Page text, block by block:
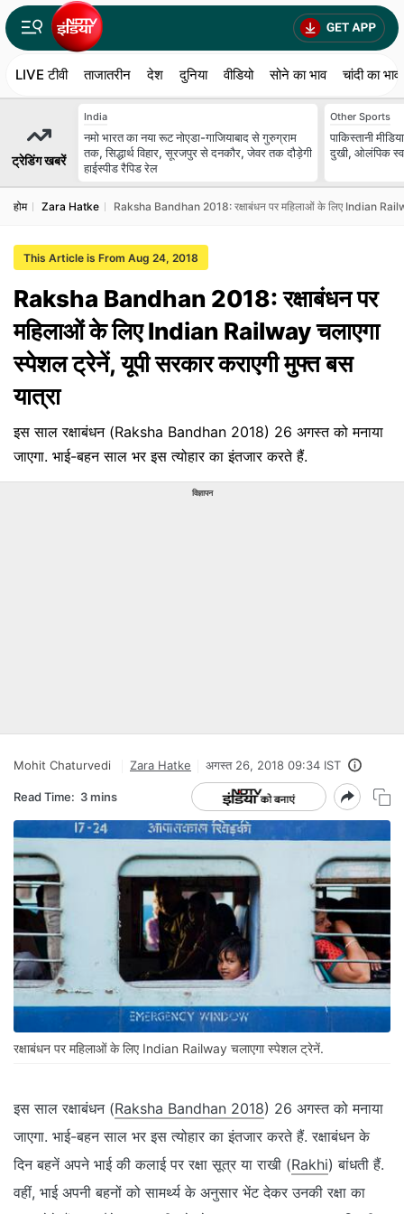
LIVE टीवी ताजातरीन देश दुनिया वीडियो सोने का भाव चांदी का भाव
ट्रेडिंग खबरें
India
नमो भारत का नया रूट नोएडा-गाजियाबाद से गुरुग्राम
तक, सिद्धार्थ विहार, सूरजपुर से दनकौर, जेवर तक दौड़ेगी
हाईस्पीड रैपिड रेल
Other Sports
पाकिस्तानी
दुखी, ओलंपिक
होम Zara Hatke Raksha Bandhan 2018: रक्षाबंधन पर महिलाओं के लिए Indian
This Article is From Aug 24, 2018
Raksha Bandhan 2018: रक्षाबंधन पर
महिलाओं के लिए Indian Railway चलाएगा
स्‍पेशल ट्रेनें, यूपी सरकार कराएगी मुफ्त बस
यात्रा
इस साल रक्षाबंधन (Raksha Bandhan 2018) 26 अगस्त को मनाया
जाएगा. भाई-बहन साल भर इस त्‍योहार का इंतजार करते हैं.
विज्ञापन
Mohit Chaturvedi Zara Hatke अगस्त 26, 2018 09:34 IST
Read Time: 3 mins
रक्षाबंधन पर महिलाओं के लिए Indian Railway चलाएगा स्‍पेशल ट्रेनें.
इस साल रक्षाबंधन (Raksha Bandhan 2018) 26 अगस्त को मनाया
जाएगा. भाई-बहन साल भर इस त्‍योहार का इंतजार करते हैं. रक्षाबंधन के
दिन बहनें अपने भाई की कलाई पर रक्षा सूत्र या राखी (Rakhi) बांधती हैं.
वहीं, भाई अपनी बहनों को सामर्थ्‍य के अनुसार भेंट देकर उनकी रक्षा का